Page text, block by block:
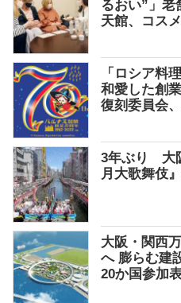
るおい”」老
天館、コス
「ロシア料
和愛した創
復刻委員会
3年ぶり 大
月大歌舞伎
大阪・関西
へ 膨らむ建
20か国参加